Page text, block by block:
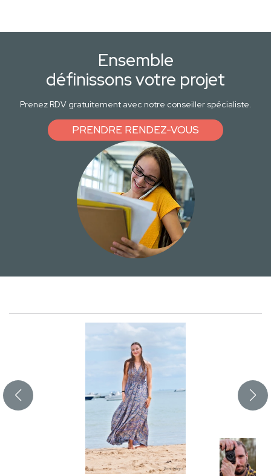
Ensemble
définissons votre projet
Prenez RDV gratuitement avec notre conseiller spécialiste.
PRENDRE RENDEZ-VOUS